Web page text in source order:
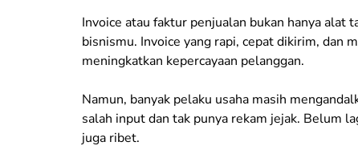
Invoice atau faktur penjualan bukan hanya alat
bisnismu. Invoice yang rapi, cepat dikirim, dan
meningkatkan kepercayaan pelanggan.
Namun, banyak pelaku usaha masih
salah input dan tak punya rekam jejak. Belum
juga ribet.